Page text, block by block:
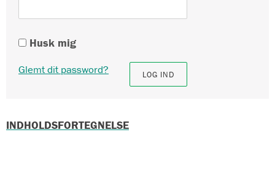
Husk mig
Glemt dit password?
INDHOLDSFORTEGNELSE